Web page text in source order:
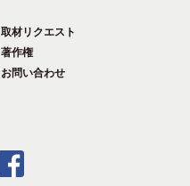
取材リクエスト
著作権
お問い合わせ